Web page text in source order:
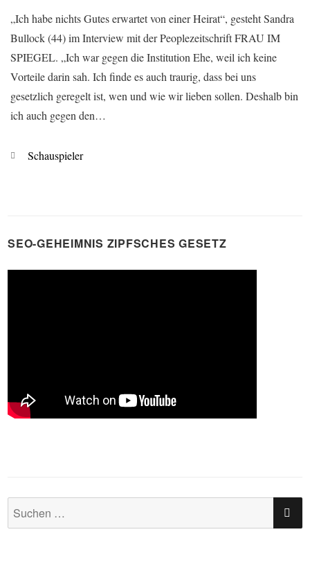
„Ich habe nichts Gutes erwartet von einer Heirat“, gesteht Sandra
Bullock (44) im Interview mit der Peoplezeitschrift FRAU IM
SPIEGEL. „Ich war gegen die Institution Ehe, weil ich keine
Vorteile darin sah. Ich finde es auch traurig, dass bei uns
gesetzlich geregelt ist, wen und wie wir lieben sollen. Deshalb bin
ich auch gegen den…
Kategorien
Schauspieler
SEO-GEHEIMNIS ZIPFSCHES GESETZ
Suchen
nach: